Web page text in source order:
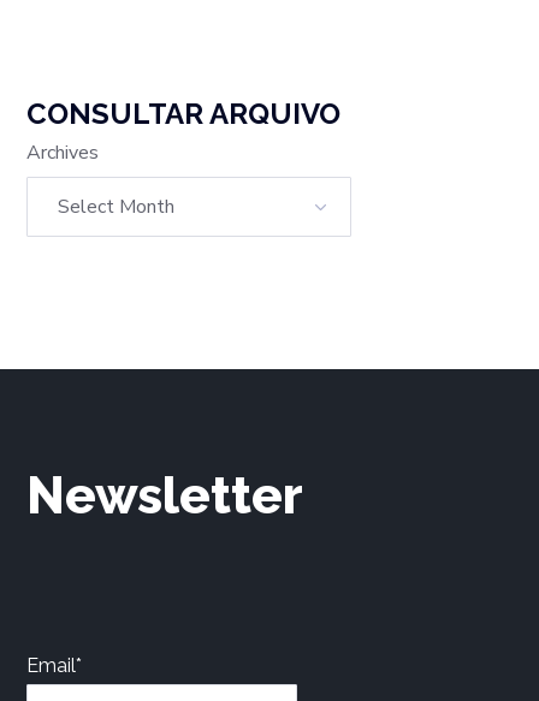
CONSULTAR ARQUIVO
Archives
Newsletter
Email*